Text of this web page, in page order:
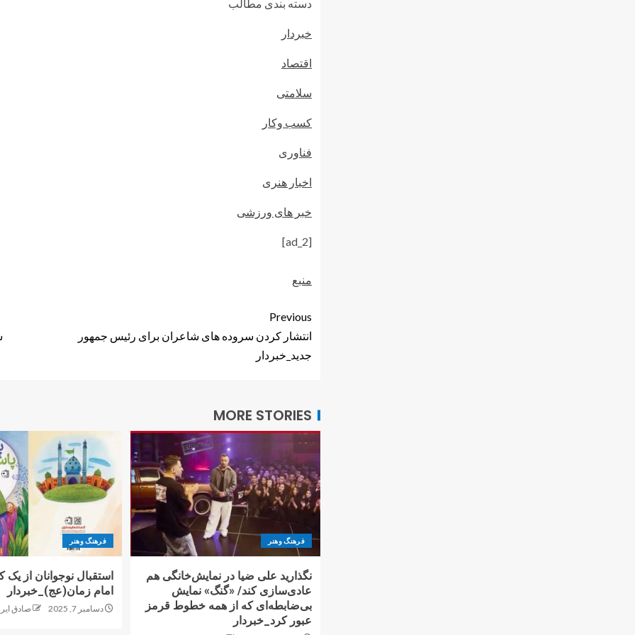
دسته بندی مطالب
خبردار
اقتصاد
سلامتی
کسب وکار
فناوری
اخبار هنری
خبر های ورزشی
[ad_2]
منبع
Previous
انتشار کردن سروده های شاعران برای رئیس جمهور
جدید_خبردار
MORE STORIES
فرهنگ وهنر
نگذارید علی ضیا در نمایش‌خانگی هم
عادی‌سازی کند/ «گنگ» نمایش
بی‌ضابطه‌ای که از همه خطوط قرمز
عبور کرد_خبردار
فرهنگ وهنر
استقبال نوجوانان از
امام زمان(عج)_خبردار
دسامبر 7, 2025 صادق